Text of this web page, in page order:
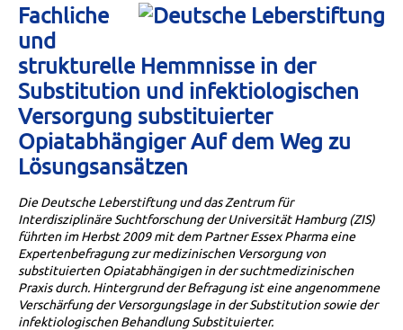
Fachliche
und
strukturelle Hemmnisse in der
Substitution und infektiologischen
Versorgung substituierter
Opiatabhängiger Auf dem Weg zu
Lösungsansätzen
Die Deutsche Leberstiftung und das Zentrum für
Interdisziplinäre Suchtforschung der Universität Hamburg (ZIS)
führten im Herbst 2009 mit dem Partner Essex Pharma eine
Expertenbefragung zur medizinischen Versorgung von
substituierten Opiatabhängigen in der suchtmedizinischen
Praxis durch. Hintergrund der Befragung ist eine angenommene
Verschärfung der Versorgungslage in der Substitution sowie der
infektiologischen Behandlung Substituierter.